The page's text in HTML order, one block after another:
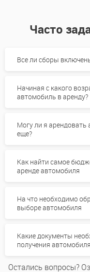
Часто
Все ли сборы
Начиная с какого
автомобиль в аренду?
Могу ли я арендовать
еще?
Как найти самое
аренде автомобиля
На что необходимо
выборе автомобиля
Какие документы
получения автомобиля
Остались вопросы?